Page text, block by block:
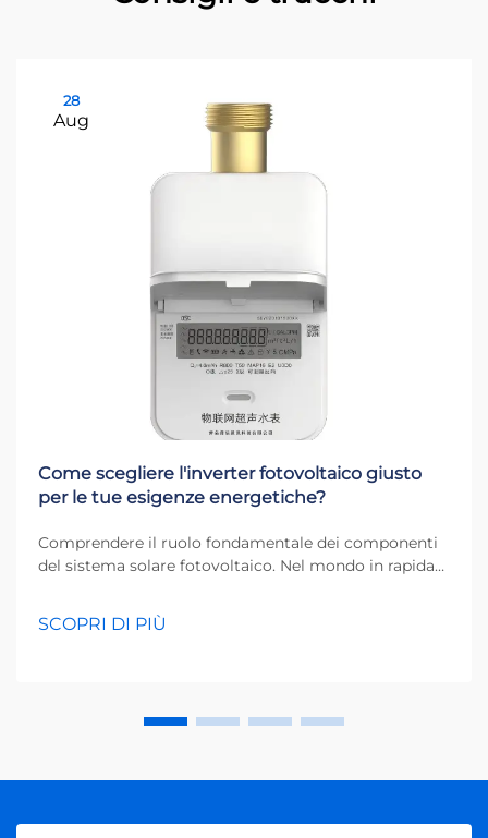
28
Aug
Come scegliere l'inverter fotovoltaico giusto
per le tue esigenze energetiche?
Comprendere il ruolo fondamentale dei componenti
del sistema solare fotovoltaico. Nel mondo in rapida
fotovoltaici rappresentano il cuore di qualsiasi
sistema solare. Questi dispositivi essenziali
SCOPRI DI PIÙ